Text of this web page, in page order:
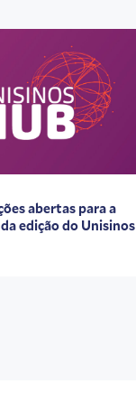
abertas para a
edição do Unisinos